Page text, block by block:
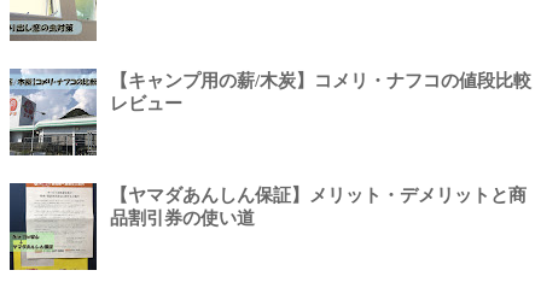
【キャンプ用の薪/木炭】コメリ・ナフコの値段比較
レビュー
【ヤマダあんしん保証】メリット・デメリットと商
品割引券の使い道